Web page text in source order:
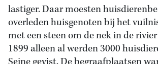
lastiger. Daar moesten
overleden huisgenoten bij het
met een steen om de nek in de
1899 alleen al werden 3000